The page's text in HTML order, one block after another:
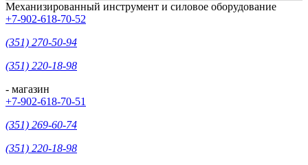
Механизированный инструмент и силовое оборудование
+7-902-618-70-52
(351) 270-50-94
(351) 220-18-98
- магазин
+7-902-618-70-51
(351) 269-60-74
(351) 220-18-98